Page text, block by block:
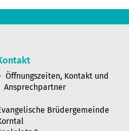
Öffnungszeiten, Kontakt und
Ansprechpartner
Brüdergemeinde